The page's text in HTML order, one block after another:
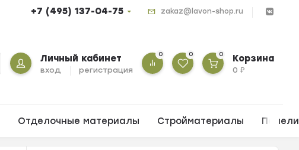
+7 (495) 137-04-75 zakaz@lavon-shop.ru
Личный кабинет
вход регистрация
0 0 0 Корзина
0₽
Отделочные материалы Стройматериалы